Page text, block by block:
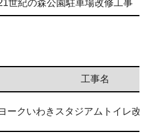
世紀の森公園駐車場改修工事
工事名
ークいわきスタジアムトイレ改修